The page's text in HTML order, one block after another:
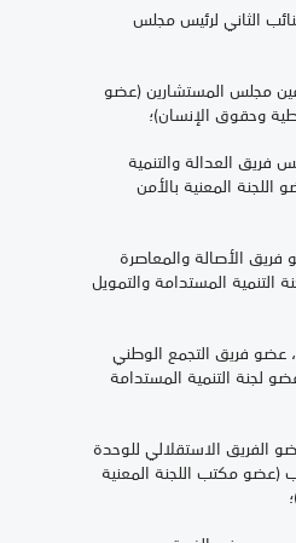
الثاني لرئيس مجلس
مجلس المستشارين (عضو
وحقوق الإنسان)؛
فريق العدالة والتنمية
المعنية بالأمن
فريق الأصالة والمعاصرة
المستدامة والتمويل
عضو فريق التجمع الوطني
لجنة التنمية المستدامة
الفريق الاستقلالي للوحدة
(عضو مكتب اللجنة المعنية